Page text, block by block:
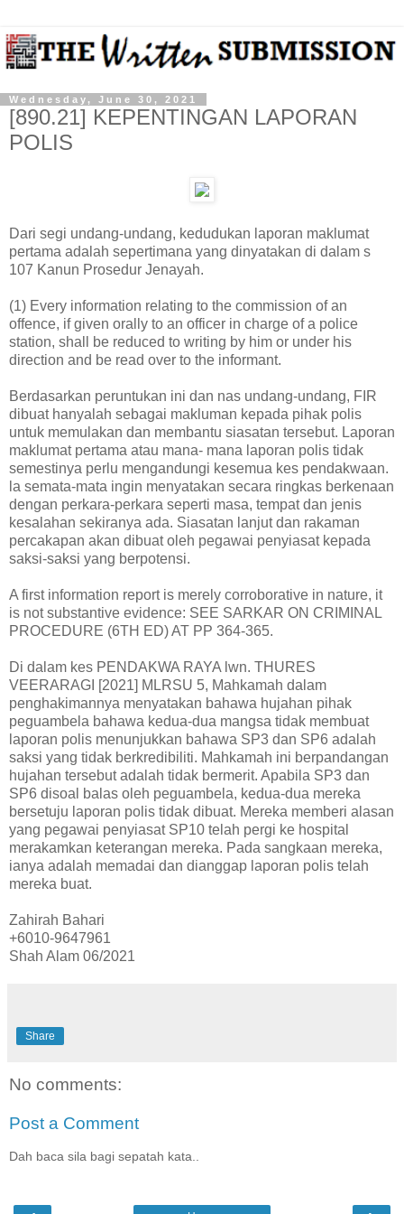
Wednesday, June 30, 2021
[890.21] KEPENTINGAN LAPORAN
POLIS
Dari segi undang-undang, kedudukan laporan maklumat
pertama adalah sepertimana yang dinyatakan di dalam s
107 Kanun Prosedur Jenayah.
(1) Every information relating to the commission of an
offence, if given orally to an officer in charge of a police
station, shall be reduced to writing by him or under his
direction and be read over to the informant.
Berdasarkan peruntukan ini dan nas undang-undang, FIR
dibuat hanyalah sebagai makluman kepada pihak polis
untuk memulakan dan membantu siasatan tersebut. Laporan
maklumat pertama atau mana- mana laporan polis tidak
semestinya perlu mengandungi kesemua kes pendakwaan.
la semata-mata ingin menyatakan secara ringkas berkenaan
dengan perkara-perkara seperti masa, tempat dan jenis
kesalahan sekiranya ada. Siasatan lanjut dan rakaman
percakapan akan dibuat oleh pegawai penyiasat kepada
saksi-saksi yang berpotensi.
A first information report is merely corroborative in nature, it
is not substantive evidence: SEE SARKAR ON CRIMINAL
PROCEDURE (6TH ED) AT PP 364-365.
Di dalam kes PENDAKWA RAYA lwn. THURES
VEERARAGI [2021] MLRSU 5, Mahkamah dalam
penghakimannya menyatakan bahawa hujahan pihak
peguambela bahawa kedua-dua mangsa tidak membuat
laporan polis menunjukkan bahawa SP3 dan SP6 adalah
saksi yang tidak berkredibiliti. Mahkamah ini berpandangan
hujahan tersebut adalah tidak bermerit. Apabila SP3 dan
SP6 disoal balas oleh peguambela, kedua-dua mereka
bersetuju laporan polis tidak dibuat. Mereka memberi alasan
yang pegawai penyiasat SP10 telah pergi ke hospital
merakamkan keterangan mereka. Pada sangkaan mereka,
ianya adalah memadai dan dianggap laporan polis telah
mereka buat.
Zahirah Bahari
+6010-9647961
Shah Alam 06/2021
Share
No comments:
Post a Comment
Dah baca sila bagi sepatah kata..